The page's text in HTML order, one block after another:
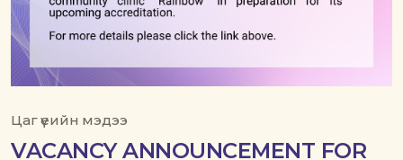
Цаг үеийн мэдээ
VACANCY ANNOUNCEMENT FOR